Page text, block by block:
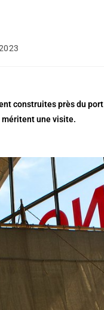
construites près du
méritent une visite.